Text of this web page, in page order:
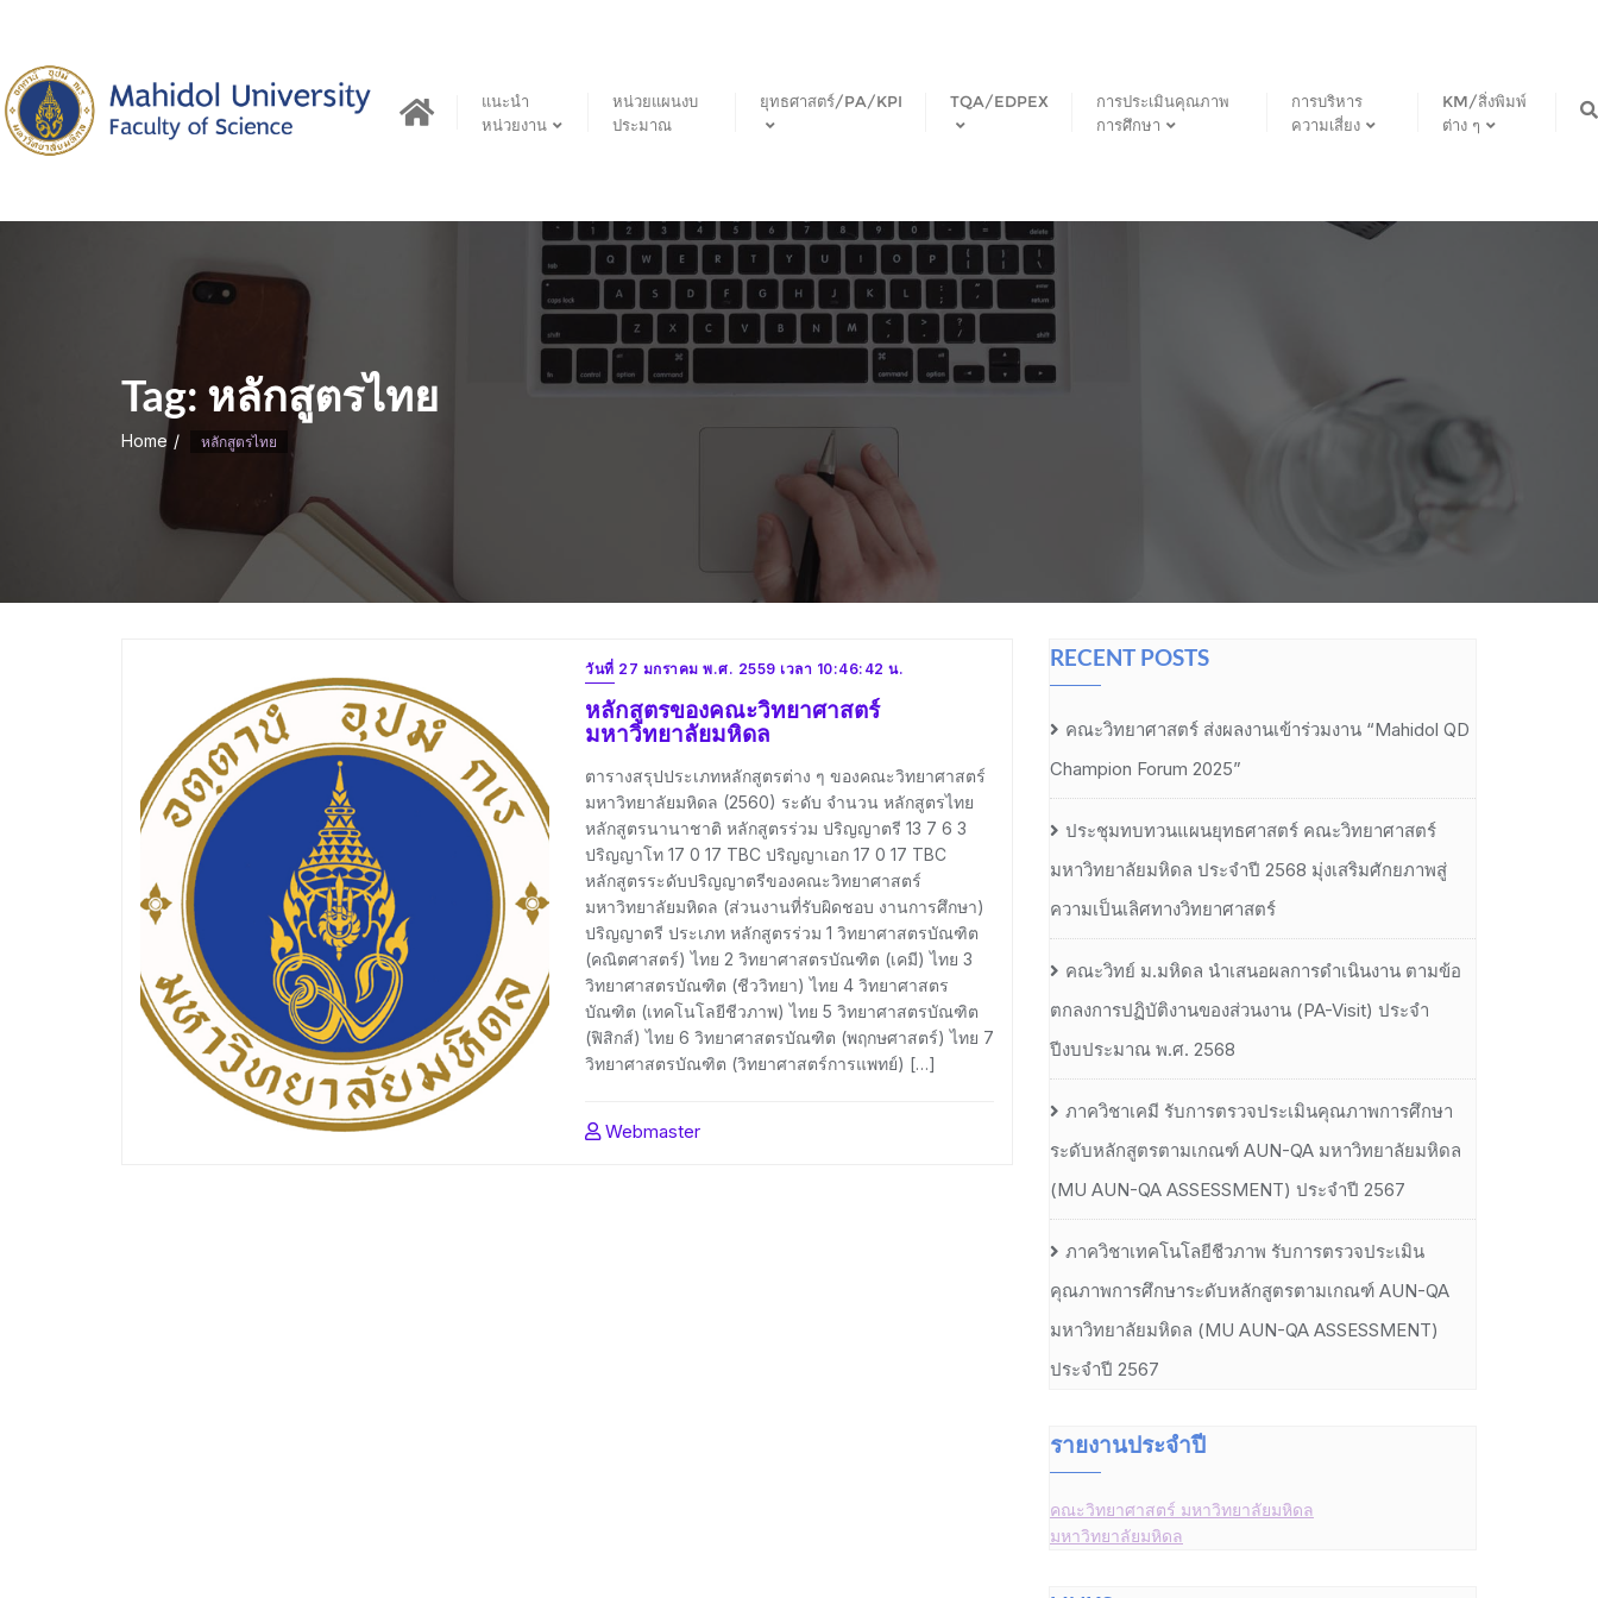
content
แนะนำ
หน่วยงาน
หน่วยแผนงบ
ประมาณ
ยุทธศาสตร์/PA/KPI TQA/EDPEX
การประเมินคุณภาพ
การศึกษา
การบริหาร
ความเสี่ยง
KM/สิ่งพิมพ์
ต่าง ๆ
Tag: หลักสูตรไทย
Home หลักสูตรไทย
วันที่ 27 มกราคม พ.ศ. 2559 เวลา 10:46:42 น.
หลักสูตรของคณะวิทยาศาสตร์
มหาวิทยาลัยมหิดล
ตารางสรุปประเภทหลักสูตรต่าง ๆ ของคณะวิทยาศาสตร์
มหาวิทยาลัยมหิดล (2560) ระดับ จำนวน หลักสูตรไทย
หลักสูตรนานาชาติ หลักสูตรร่วม ปริญญาตรี 13 7 6 3
ปริญญาโท 17 0 17 TBC ปริญญาเอก 17 0 17 TBC
หลักสูตรระดับปริญญาตรีของคณะวิทยาศาสตร์
มหาวิทยาลัยมหิดล (ส่วนงานที่รับผิดชอบ งานการศึกษา)
ปริญญาตรี ประเภท หลักสูตรร่วม 1 วิทยาศาสตรบัณฑิต
(คณิตศาสตร์) ไทย 2 วิทยาศาสตรบัณฑิต (เคมี) ไทย 3
วิทยาศาสตรบัณฑิต (ชีววิทยา) ไทย 4 วิทยาศาสตร
บัณฑิต (เทคโนโลยีชีวภาพ) ไทย 5 วิทยาศาสตรบัณฑิต
(ฟิสิกส์) ไทย 6 วิทยาศาสตรบัณฑิต (พฤกษศาสตร์) ไทย 7
วิทยาศาสตรบัณฑิต (วิทยาศาสตร์การแพทย์) […]
Webmaster
RECENT POSTS
คณะวิทยาศาสตร์ ส่งผลงานเข้าร่วมงาน “Mahidol QD
Champion Forum 2025”
ประชุมทบทวนแผนยุทธศาสตร์ คณะวิทยาศาสตร์
มหาวิทยาลัยมหิดล ประจำปี 2568 มุ่งเสริมศักยภาพสู่
ความเป็นเลิศทางวิทยาศาสตร์
คณะวิทย์ ม.มหิดล นำเสนอผลการดำเนินงาน ตามข้อ
ตกลงการปฏิบัติงานของส่วนงาน (PA-Visit) ประจำ
ปีงบประมาณ พ.ศ. 2568
ภาควิชาเคมี รับการตรวจประเมินคุณภาพการศึกษา
ระดับหลักสูตรตามเกณฑ์ AUN-QA มหาวิทยาลัยมหิดล
(MU AUN-QA ASSESSMENT) ประจำปี 2567
ภาควิชาเทคโนโลยีชีวภาพ รับการตรวจประเมิน
คุณภาพการศึกษาระดับหลักสูตรตามเกณฑ์ AUN-QA
มหาวิทยาลัยมหิดล (MU AUN-QA ASSESSMENT)
ประจำปี 2567
รายงานประจำปี
คณะวิทยาศาสตร์ มหาวิทยาลัยมหิดล
มหาวิทยาลัยมหิดล